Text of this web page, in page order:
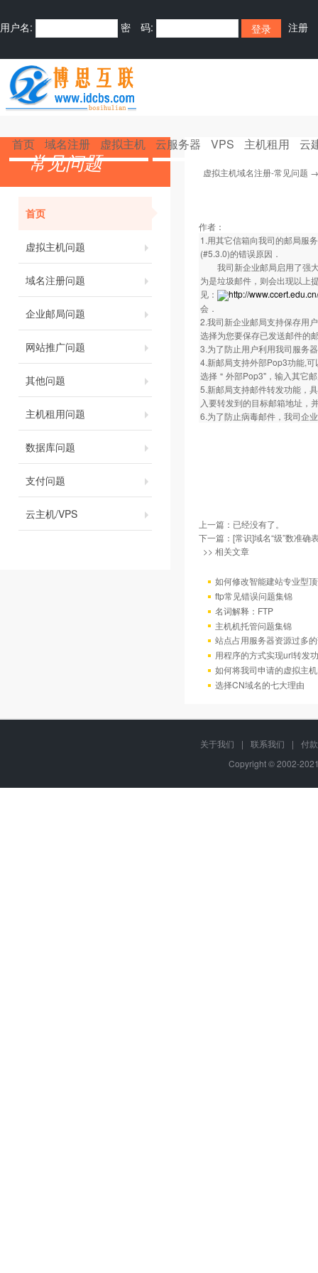
用户名: 密 码: 注册
首页 域名注册 虚拟主机 云服务器 VPS 主机租用 云
常见问题
首页
虚拟主机问题
域名注册问题
企业邮局问题
网站推广问题
其他问题
主机租用问题
数据库问题
支付问题
云主机/VPS
虚拟主机域名注册-常见问题
作者：
1.用其它信箱向我司的邮局服
(#5.3.0)的错误原因．
我司新企业邮局启用了强大
为是垃圾邮件，则会出现以上
见：
http://
会．
2.我司新企业邮局支持保存用
选择为您要保存已发送邮件的
3.为了防止用户利用我司服务
4.新邮局支持外部Pop3功能,
选择＂外部Pop3"，输入其它
5.新邮局支持邮件转发功能，
入要转发到的目标邮箱地址，
6.为了防止病毒邮件，我司企
上一篇：已经没有了。
下一篇： [常识]域名“级”数准确
>> 相关文章
如何修改智能建站专业型
ftp常见错误问题集锦
名词解释：FTP
主机机托管问题集锦
站点占用服务器资源过多
用程序的方式实现url转发
如何将我司申请的虚拟主
选择CN域名的七大理由
关于我们 | 联系我们 |
付
Copyright © 2002-